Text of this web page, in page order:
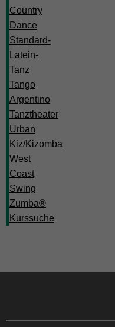
Country
Dance
Standard-
Latein-
Tanz
Tango
Argentino
Tanztheater
Urban
Kiz/Kizomba
West
Coast
Swing
Zumba®
Kurssuche